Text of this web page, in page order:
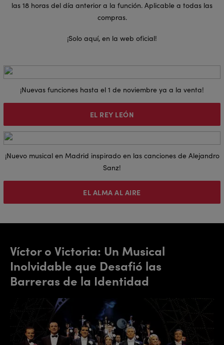
las 18 horas del día anterior a la función. Aplicable a todas las
compras.
¡Solo aquí, en la web oficial!
¡Nuevas funciones hasta el 1 de noviembre ya a la venta!
EL REY LEÓN
¡Nuevo musical en Madrid inspirado en las canciones de Alejandro
Sanz!
EL ALMA AL AIRE
Víctor o Victoria: Un Musical
Inolvidable que Desafió las
Barreras de la Identidad